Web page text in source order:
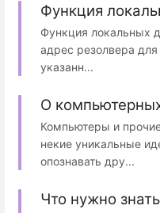
Функция
Функция локальных
адрес резолвера
указанн...
О
Компьютеры и
некие уникальные
опознавать дру...
Что нужно